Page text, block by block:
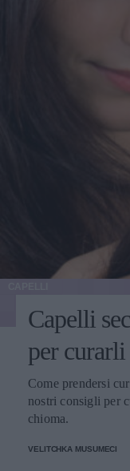
Capelli
per curarli
Come prendersi
nostri consigli per
chioma.
VELITCHKA MUSUMECI